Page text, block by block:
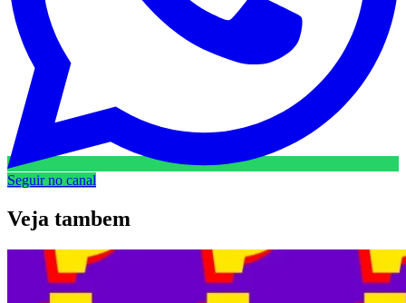
Seguir no canal
Veja tambem